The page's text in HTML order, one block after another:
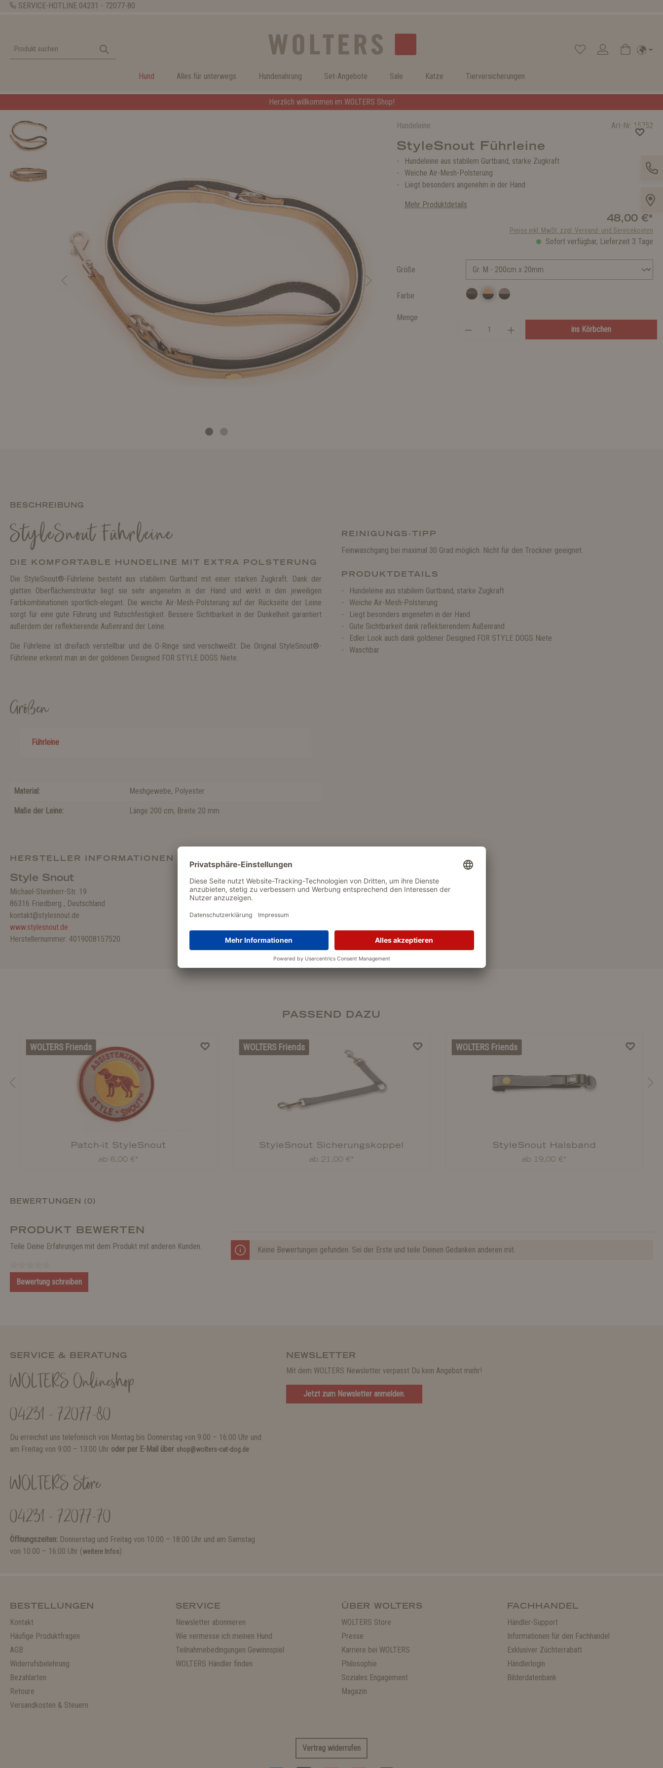
SERVICE-HOTLINE 04231 - 72077-80
Hund Alles für unterwegs Hundenahrung Set-Angebote Sale Katze Tierversicherungen
Herzlich willkommen im WOLTERS Shop!
Hundeleine Art-Nr. 15752
StyleSnout Führleine
Hundeleine aus stabilem Gurtband, starke Zugkraft
Weiche Air-Mesh-Polsterung
Liegt besonders angenehm in der Hand
Mehr Produktdetails
48,00 €*
Preise inkl. MwSt. zzgl. Versand- und Servicekosten
Sofort verfügbar, Lieferzeit 3 Tage
Größe
Farbe
Menge
ins Körbchen
BESCHREIBUNG
StyleSnout Führleine
DIE KOMFORTABLE HUNDELINE MIT EXTRA POLSTERUNG
Die StyleSnout®-Führleine besteht aus stabilem Gurtband mit einer starken Zugkraft. Dank der
glatten Oberflächenstruktur liegt sie sehr angenehm in der Hand und wirkt in den jeweiligen
Farbkombinationen sportlich-elegant. Die weiche Air-Mesh-Polsterung auf der Rückseite der Leine
sorgt für eine gute Führung und Rutschfestigkeit. Bessere Sichtbarkeit in der Dunkelheit garantiert
außerdem der reflektierende Außenrand der Leine.
Die Führleine ist dreifach verstellbar und die O-Ringe sind verschweißt. Die Original StyleSnout®-
Führleine erkennt man an der goldenen Designed FOR STYLE DOGS Niete.
Größen
Führleine
Material: Meshgewebe, Polyester
Maße der Leine: Länge 200 cm, Breite 20 mm
HERSTELLER INFORMATIONEN
Style Snout
Michael-Steinherr-Str. 19
86316 Friedberg , Deutschland
kontakt@stylesnout.de
www.stylesnout.de
Herstellernummer: 4019008157520
REINIGUNGS-TIPP
Feinwaschgang bei maximal 30 Grad möglich. Nicht für den Trockner geeignet.
PRODUKTDETAILS
Hundeleine aus stabilem Gurtband, starke Zugkraft
Weiche Air-Mesh-Polsterung
Liegt besonders angenehm in der Hand
Gute Sichtbarkeit dank reflektierendem Außenrand
Edler Look auch dank goldener Designed FOR STYLE DOGS Niete
Waschbar
PASSEND DAZU
WOLTERS Friends
Patch-it StyleSnout
ab 6,00 €*
WOLTERS Friends
StyleSnout Sicherungskoppel
ab 21,00 €*
WOLTERS Friends
StyleSnout Halsband
ab 19,00 €*
BEWERTUNGEN (0)
PRODUKT BEWERTEN
Teile Deine Erfahrungen mit dem Produkt mit anderen Kunden.
Bewertung schreiben
Keine Bewertungen gefunden. Sei der Erste und teile Deinen Gedanken anderen mit.
SERVICE & BERATUNG
WOLTERS Onlineshop
04231 - 72077-80
Du erreichst uns telefonisch von Montag bis Donnerstag von 9:00 – 16:00 Uhr und
am Freitag von 9:00 – 13:00 Uhr oder per E-Mail über shop@wolters-cat-dog.de
WOLTERS Store
04231 - 72077-70
Öffnungszeiten: Donnerstag und Freitag von 10:00 – 18:00 Uhr und am Samstag
von 10:00 – 16:00 Uhr (weitere Infos)
NEWSLETTER
Mit dem WOLTERS Newsletter verpasst Du kein Angebot mehr!
Jetzt zum Newsletter anmelden.
BESTELLUNGEN
Kontakt
Häufige Produktfragen
AGB
Widerrufsbelehrung
Bezahlarten
Retoure
Versandkosten & Steuern
SERVICE
Newsletter abonnieren
Wie vermesse ich meinen Hund
Teilnahmebedingungen Gewinnspiel
WOLTERS Händler finden
ÜBER WOLTERS
WOLTERS Store
Presse
Karriere bei WOLTERS
Philosophie
Soziales Engagement
Magazin
FACHHANDEL
Händler-Support
Informationen für den Fachhandel
Exklusiver Züchterrabatt
Händlerlogin
Bilderdatenbank
Vertrag widerrufen